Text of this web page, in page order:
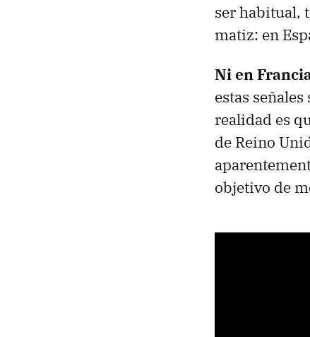
ser habitual,
matiz: en
Ni en
estas
realidad es
de Reino
objetivo de